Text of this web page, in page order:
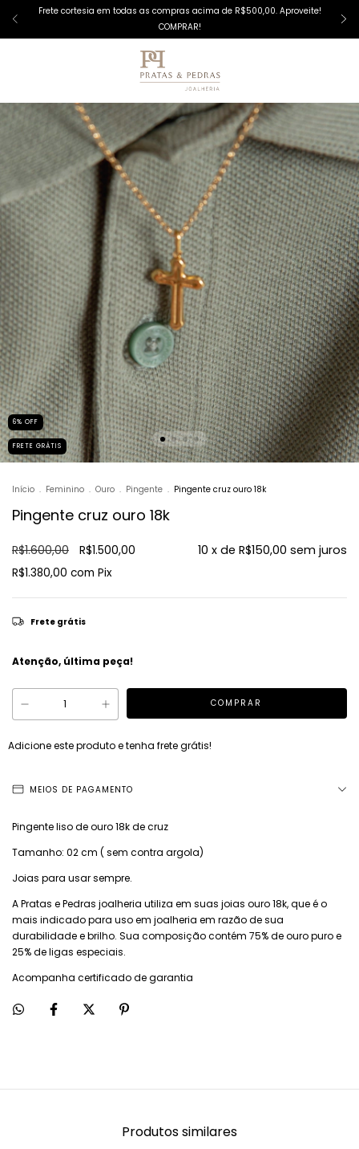
Frete cortesia em todas as compras acima de R$500,00. Aproveite!
COMPRAR!
6% OFF
FRETE GRÁTIS
Início . Feminino . Ouro . Pingente . Pingente cruz ouro 18k
Pingente cruz ouro 18k
R$1.600,00 R$1.500,00 10 x de R$150,00 sem juros
R$1.380,00 com Pix
Frete grátis
Atenção, última peça!
Adicione este produto etenha frete grátis!
MEIOS DE PAGAMENTO
Pingente liso de ouro 18k de cruz
Tamanho: 02 cm ( sem contra argola)
Joias para usar sempre.
A Pratas e Pedras joalheria utiliza em suas joias ouro 18k, que é o
mais indicado para uso em joalheria em razão de sua
durabilidade e brilho. Sua composição contém 75% de ouro puro e
25% de ligas especiais.
Acompanha certificado de garantia
Produtos similares